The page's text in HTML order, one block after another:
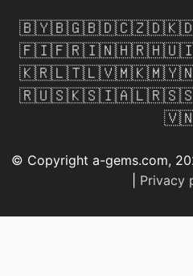
🇧🇾🇧🇬🇧🇩🇨🇿🇩🇰
🇫🇮🇫🇷🇮🇳🇭🇷🇭🇺
🇰🇷🇱🇹🇱🇻🇲🇰🇲🇾
🇷🇺🇸🇰🇸🇮🇦🇱🇷🇸
© Copyright a-gems.com,
Privacy